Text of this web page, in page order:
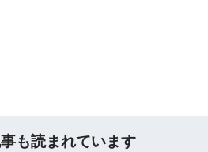
も読まれています